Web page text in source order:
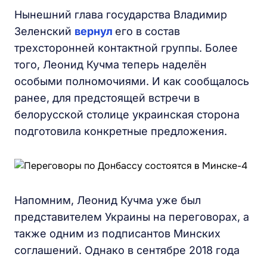
Нынешний глава государства Владимир
Зеленский вернул его в состав
трехсторонней контактной группы. Более
того, Леонид Кучма теперь наделён
особыми полномочиями. И как сообщалось
ранее, для предстоящей встречи в
белорусской столице украинская сторона
подготовила конкретные предложения.
Напомним, Леонид Кучма уже был
представителем Украины на переговорах, а
также одним из подписантов Минских
соглашений. Однако в сентябре 2018 года